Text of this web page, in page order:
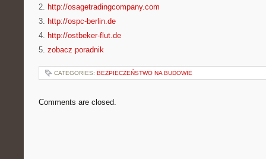
2. http://osagetradingcompany.com
3. http://ospc-berlin.de
4. http://ostbeker-flut.de
5. zobacz poradnik
CATEGORIES: BEZPIECZEŃSTWO NA BUDOWIE
Comments are closed.